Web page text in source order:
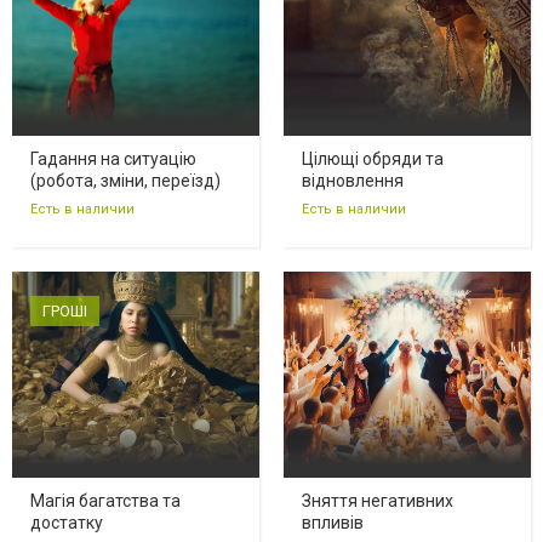
Гадання на ситуацію
(робота, зміни, переїзд)
Есть в наличии
Цілющі обряди та
відновлення
Есть в наличии
ГРОШІ
Магія багатства та
достатку
Зняття негативних
впливів